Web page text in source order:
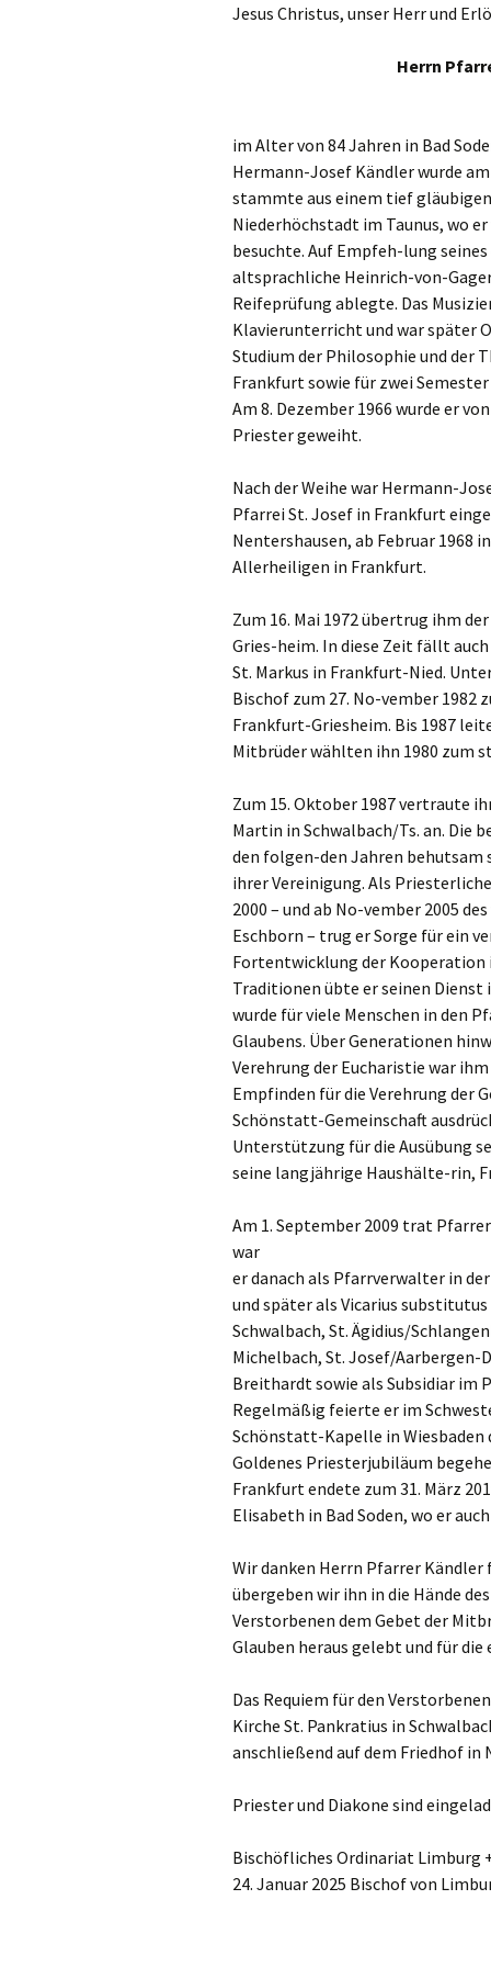
Links
PGR-Wahl 2019
Prävention im
Limburg
Vermietungen
Wochenblatt
Startseite
Jesus Christus, unser Herr und
Herrn
im Alter von 84 Jahren in Bad
Hermann-Josef Kändler wurde
stammte aus einem tief
Niederhöchstadt im Taunus, wo
besuchte. Auf Empfeh-lung
altsprachliche Heinrich-von-
Reifeprüfung ablegte. Das
Klavierunterricht und war später
Studium der Philosophie und der
Frankfurt sowie für zwei
Am 8. Dezember 1966 wurde er
Priester geweiht.
Nach der Weihe war Hermann-
Pfarrei St. Josef in Frankfurt
Nentershausen, ab Februar 1968
Allerheiligen in Frankfurt.
Zum 16. Mai 1972 übertrug ihm
Gries-heim. In diese Zeit fällt
St. Markus in Frankfurt-Nied.
Bischof zum 27. No-vember 1982
Frankfurt-Griesheim. Bis 1987
Mitbrüder wählten ihn 1980 zum
Zum 15. Oktober 1987 vertraute
Martin in Schwalbach/Ts. an. Die
den folgen-den Jahren behutsam
ihrer Vereinigung. Als
2000 – und ab No-vember 2005
Eschborn – trug er Sorge für ein
Fortentwicklung der Kooperation
Traditionen übte er seinen Dienst
wurde für viele Menschen in den
Glaubens. Über Generationen
Verehrung der Eucharistie war
Empfinden für die Verehrung der
Schönstatt-Gemeinschaft
Unterstützung für die Ausübung
seine langjährige Haushälte-rin,
Am 1. September 2009 trat
war
er danach als Pfarrverwalter in
und später als Vicarius
Schwalbach, St. Ägidius/
Michelbach, St. Josef/Aarbergen-
Breithardt sowie als Subsidiar im
Regelmäßig feierte er im
Schönstatt-Kapelle in Wiesbaden
Goldenes Priesterjubiläum
Frankfurt endete zum 31. März
Elisabeth in Bad Soden, wo er
Wir danken Herrn Pfarrer
übergeben wir ihn in die Hände
Verstorbenen dem Gebet der
Glauben heraus gelebt und für
Das Requiem für den
Kirche St. Pankratius in
anschließend auf dem Friedhof in
Priester und Diakone sind
Bischöfliches Ordinariat Limburg
24. Januar 2025 Bischof von